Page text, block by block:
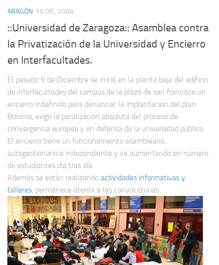
ARAGÓN 15 DIC, 2008
::Universidad de Zaragoza:: Asamblea contra
la Privatización de la Universidad y Encierro
en Interfacultades.
El pasado 9 de Diciembre se inició en la planta baja del edificio
de interfacultades del campus de la plaza de san francisco un
encierro indefinido para denunciar la implantación del plan
Bolonia, exigir la paralización absoluta del proceso de
convergencia europea y en defensa de la universidad pública.
El encierro tiene un funcionamiento asambleario,
autogestionario e independiente y va aumentando en número
de estudiantes día tras día.
Además se están realizando actividades informativas y
talleres, permanece atentx a las convocatorias.